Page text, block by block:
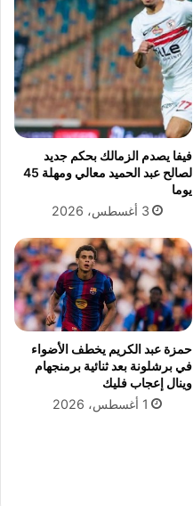
فيفا يصدم الزمالك بحكم جديد
لصالح عبد الحميد معالي ومهلة 45
يوما
3 أغسطس، 2026
حمزة عبد الكريم يخطف الأضواء
في برشلونة بعد ثنائية برمنجهام
وينال إعجاب فليك
1 أغسطس، 2026